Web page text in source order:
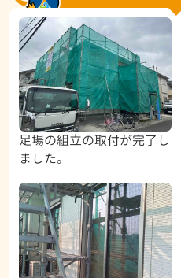
足場の組立の取付が完了し
ました。